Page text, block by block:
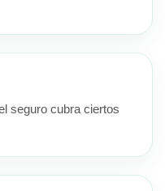
seguro cubra ciertos